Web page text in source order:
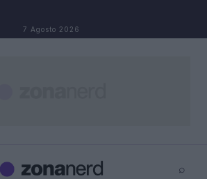
7 Agosto 2026
⌕